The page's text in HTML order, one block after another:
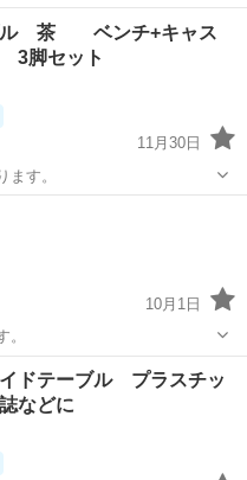
ングセット
ル 茶 ベンチ+キャス
脚セット
11月30日
す。
10月1日
ングセット 天然
ドテーブル プラスチッ
などに